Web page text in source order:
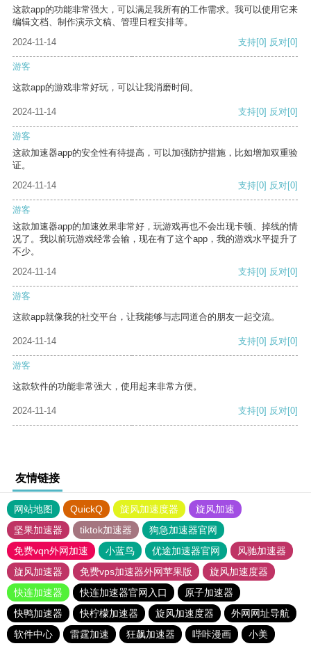
这款app的功能非常强大，可以满足我所有的工作需求。我可以使用它来
编辑文档、制作演示文稿、管理日程安排等。
2024-11-14
支持[0] 反对[0]
游客
这款app的游戏非常好玩，可以让我消磨时间。
2024-11-14 支持[0] 反对[0]
游客
这款加速器app的安全性有待提高，可以加强防护措施，比如增加双重验
证。
2024-11-14
支持[0] 反对[0]
游客
这款加速器app的加速效果非常好，玩游戏再也不会出现卡顿、掉线的情
况了。我以前玩游戏经常会输，现在有了这个app，我的游戏水平提升了
不少。
2024-11-14
支持[0] 反对[0]
游客
这款app就像我的社交平台，让我能够与志同道合的朋友一起交流。
2024-11-14 支持[0] 反对[0]
游客
这款软件的功能非常强大，使用起来非常方便。
2024-11-14 支持[0] 反对[0]
友情链接
网站地图 QuickQ 旋风加速度器
旋风加速
坚果加速器
tiktok加速器
狗急加速器官网
免费vqn外网加速
小蓝鸟 优途加速器官网
风驰加速器
旋风加速器
免费vps加速器外网苹果版
旋风加速度器
快连加速器
快连加速器官网入口
原子加速器
快鸭加速器
快柠檬加速器 旋风加速度器
外网网址导航
软件中心
雷霆加速 狂飙加速器 哔咔漫画
小美